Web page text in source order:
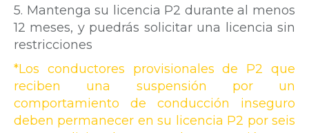
5. Mantenga su licencia P2 durante al menos
12 meses, y puedrás solicitar una licencia sin
restricciones
*Los conductores provisionales de P2 que
reciben una suspensión por un
comportamiento de conducción inseguro
deben permanecer en su licencia P2 por seis